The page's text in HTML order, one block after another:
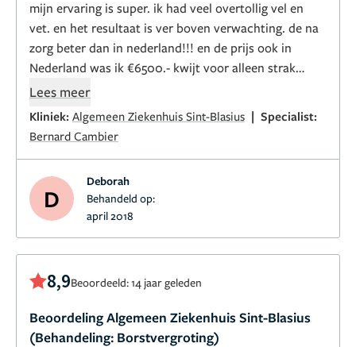
mijn ervaring is super. ik had veel overtollig vel en
vet. en het resultaat is ver boven verwachting. de na
zorg beter dan in nederland!!! en de prijs ook in
Nederland was ik €6500.- kwijt voor alleen strak
trekken bij hem €3500 voor lipo reven en strak
Lees meer
Kliniek: Algemeen Ziekenhuis Sint-Blasius | Specialist:
Bernard Cambier
D
Deborah
Behandeld op:
april 2018
8,9Beoordeeld: 14 jaar geleden
Beoordeling Algemeen Ziekenhuis Sint-Blasius
(Behandeling: Borstvergroting)